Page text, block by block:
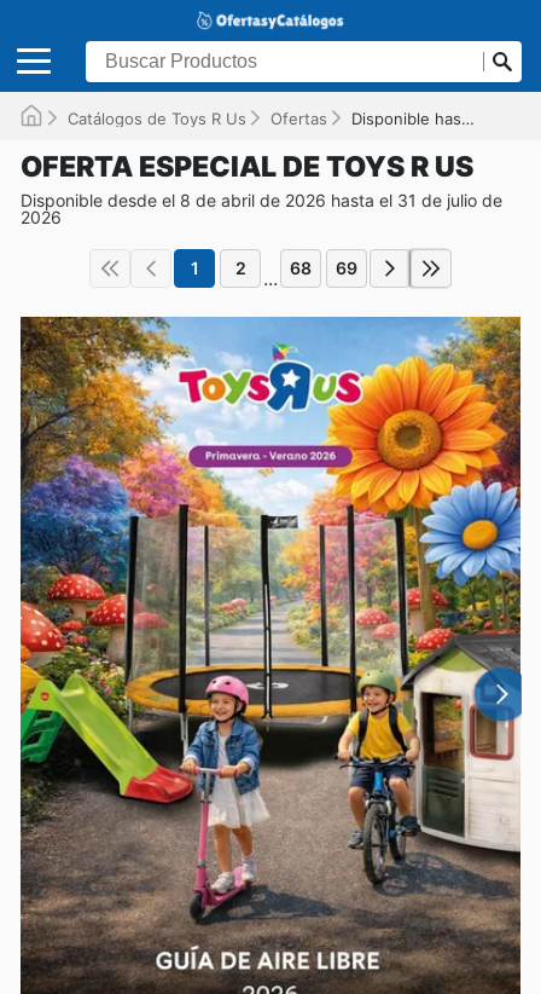
Catálogos de Toys R Us Ofertas Disponible hasta el 31/07/2026
OFERTA ESPECIAL DE TOYS R US
Disponible desde el 8 de abril de 2026 hasta el 31 de julio de
2026
1 2 ... 68 69